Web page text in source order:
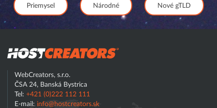
Priemysel Národné Nové gTLD
WebCreators, s.r.o.
ČSA 24, Banská Bystrica
Tel: +421 (0)222 112 111
E-mail: info@hostcreators.sk